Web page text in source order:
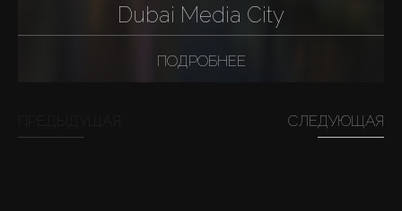
Dubai Media City
ПОДРОБНЕЕ
СЛЕДУЮЩАЯ